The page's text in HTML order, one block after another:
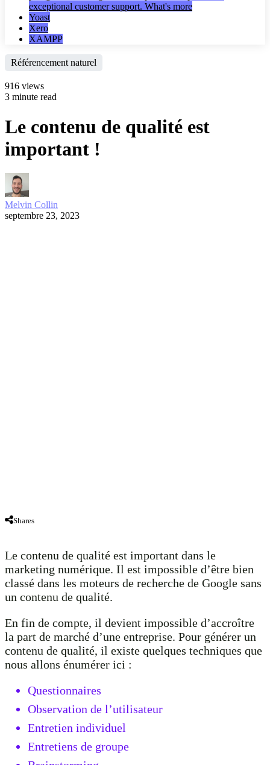
exceptional customer support. What's more
Yoast
Xero
XAMPP
Référencement naturel
916 views
3 minute read
Le contenu de qualité est
important !
Melvin Collin
septembre 23, 2023
Shares
Le contenu de qualité est important dans le
marketing numérique. Il est impossible d’être bien
classé dans les moteurs de recherche de Google sans
un contenu de qualité.
En fin de compte, il devient impossible d’accroître
la part de marché d’une entreprise. Pour générer un
contenu de qualité, il existe quelques techniques que
nous allons énumérer ici :
Questionnaires
Observation de l’utilisateur
Entretien individuel
Entretiens de groupe